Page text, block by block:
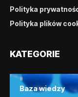
Polityka
Polityka plików
KATEGORIE
Baza wiedzy